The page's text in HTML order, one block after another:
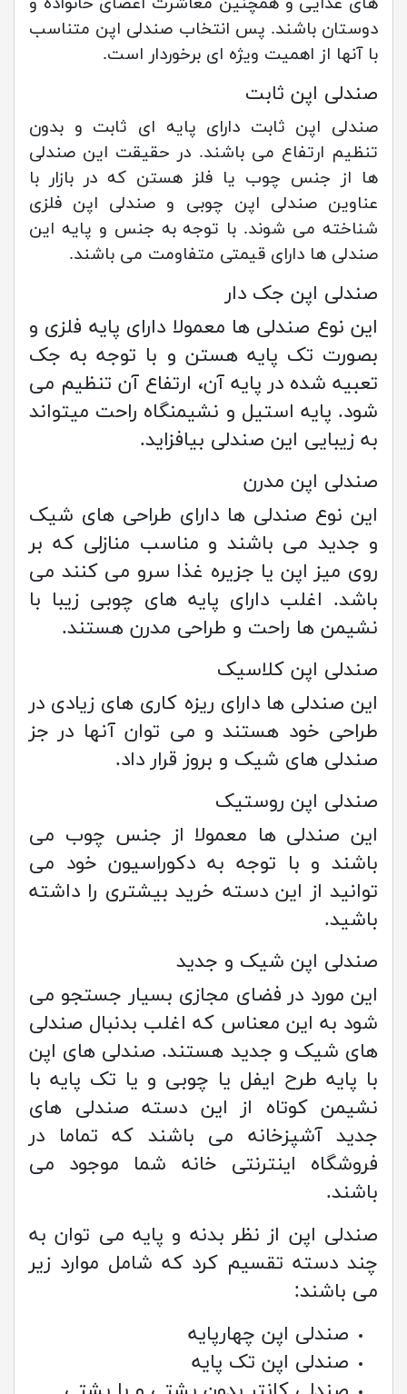
دوستان باشند. پس انتخاب صندلی اپن متناسب
با آنها از اهمیت ویژه ای برخوردار است.
صندلی اپن ثابت
صندلی اپن ثابت دارای پایه ای ثابت و بدون
تنظیم ارتفاع می باشند. در حقیقت این صندلی
ها از جنس چوب یا فلز هستن که در بازار با
عناوین صندلی اپن چوبی و صندلی اپن فلزی
شناخته می شوند. با توجه به جنس و پایه این
صندلی ها دارای قیمتی متفاومت می باشند.
صندلی اپن جک دار
این نوع صندلی ها معمولا دارای پایه فلزی و
بصورت تک پایه هستن و با توجه به جک
تعبیه شده در پایه آن، ارتفاع آن تنظیم می
شود. پایه استیل و نشیمنگاه راحت میتواند
به زیبایی این صندلی بیافزاید.
صندلی اپن مدرن
این نوع صندلی ها دارای طراحی های شیک
و جدید می باشند و مناسب منازلی که بر
روی میز اپن یا جزیره غذا سرو می کنند می
باشد. اغلب دارای پایه های چوبی زیبا با
نشیمن ها راحت و طراحی مدرن هستند.
صندلی اپن کلاسیک
این صندلی ها دارای ریزه کاری های زیادی در
طراحی خود هستند و می توان آنها در جز
صندلی های شیک و بروز قرار داد.
صندلی اپن روستیک
این صندلی ها معمولا از جنس چوب می
باشند و با توجه به دکوراسیون خود می
توانید از این دسته خرید بیشتری را داشته
باشید.
صندلی اپن شیک و جدید
این مورد در فضای مجازی بسیار جستجو می
شود به این معناس که اغلب بدنبال صندلی
های شیک و جدید هستند. صندلی های اپن
با پایه طرح ایفل یا چوبی و یا تک پایه با
نشیمن کوتاه از این دسته صندلی های
جدید آشپزخانه می باشند که تماما در
فروشگاه اینترنتی خانه شما موجود می
باشند.
صندلی اپن از نظر بدنه و پایه می توان به
چند دسته تقسیم کرد که شامل موارد زیر
می باشند:
صندلی اپن چهارپایه
صندلی اپن تک پایه